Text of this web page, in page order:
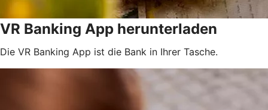
VR Banking App herunterladen
Die VR Banking App ist die Bank in Ihrer Tasche.